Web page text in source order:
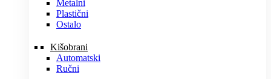
Metalni
Plastični
Ostalo
Kišobrani
Automatski
Ručni